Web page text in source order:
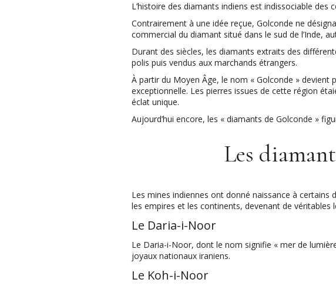
L’histoire des diamants indiens est indissociable des
Contrairement à une idée reçue, Golconde ne
commercial du diamant situé dans le sud de l’Inde,
Durant des siècles, les diamants extraits des
polis puis vendus aux marchands étrangers.
À partir du Moyen Âge, le nom « Golconde » devient
exceptionnelle. Les pierres issues de cette région
éclat unique.
Aujourd’hui encore, les « diamants de Golconde »
Les
Les mines indiennes ont donné naissance à certains
les empires et les continents, devenant de véritables
Le Daria-i-Noor
Le Daria-i-Noor, dont le nom signifie « mer de
joyaux nationaux iraniens.
Le Koh-i-Noor